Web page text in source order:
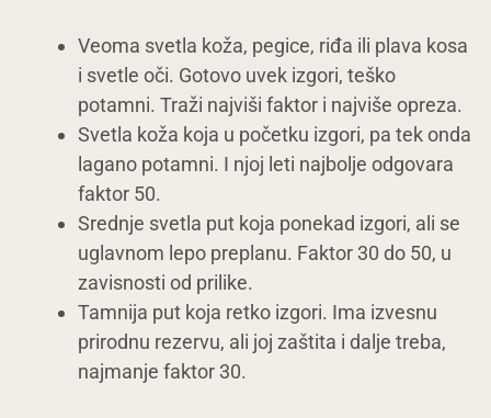
Veoma svetla koža, pegice, riđa ili plava kosa
i svetle oči. Gotovo uvek izgori, teško
potamni. Traži najviši faktor i najviše opreza.
Svetla koža koja u početku izgori, pa tek onda
lagano potamni. I njoj leti najbolje odgovara
faktor 50.
Srednje svetla put koja ponekad izgori, ali se
uglavnom lepo preplanu. Faktor 30 do 50, u
zavisnosti od prilike.
Tamnija put koja retko izgori. Ima izvesnu
prirodnu rezervu, ali joj zaštita i dalje treba,
najmanje faktor 30.